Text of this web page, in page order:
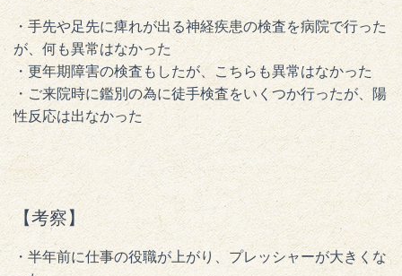
・手先や足先に痺れが出る神経疾患の検査を病院で行った
が、何も異常はなかった
・更年期障害の検査もしたが、こちらも異常はなかった
・ご来院時に鑑別の為に徒手検査をいくつか行ったが、陽
性反応は出なかった
【考察】
・半年前に仕事の役職が上がり、プレッシャーが大きくな